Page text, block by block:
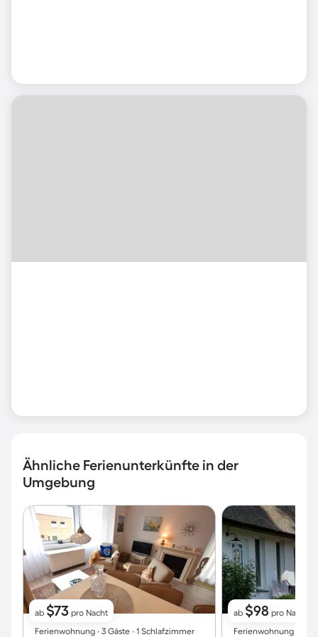
Ähnliche Ferienunterkünfte in der
Umgebung
ab $73 pro Nacht
Ferienwohnung ∙ 3 Gäste ∙ 1 Schlafzimmer
ab $98 pro Nacht
Ferienwohnung ∙ 2